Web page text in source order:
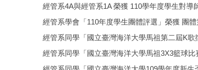
經管系4A與經管系1A 榮獲 110學年度學生對導
經管系學會「110年度學生團體評選」榮獲 團體
經管系同學「國立臺灣海洋大學馬祖第二屆K
經管系同學「國立臺灣海洋大學馬祖3X3籃球比